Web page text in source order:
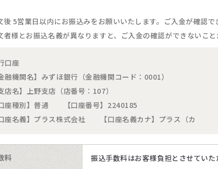
後 5営業日以内にお振込みをお願いいたします。ご入金が確認
者様とお振込名義が異なりますと、ご入金の確認ができないこ
口座
融機関名】みずほ銀行（金融機関コード：0001）
店名】上野支店（店番号：107）
口座種別】普通 【口座番号】2240185
口座名義】プラス株式会社 【口座名義カナ】プラス（カ
料 振込手数料はお客様負担とさせていた